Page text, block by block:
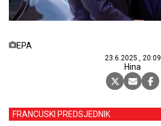
EPA
23.6.2025., 20:09
Hina
FRANCUSKI PREDSJEDNIK